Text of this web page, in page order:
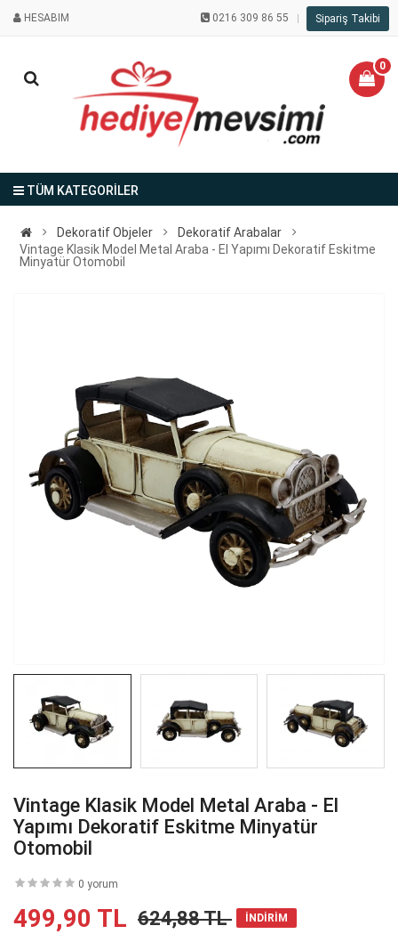
HESABIM 0216 309 86 55 Sipariş Takibi
0
TÜM KATEGORİLER
Dekoratif Objeler
Dekoratif Arabalar
Vintage Klasik Model Metal Araba - El Yapımı Dekoratif Eskitme
Minyatür Otomobil
Vintage Klasik Model Metal Araba - El
Yapımı Dekoratif Eskitme Minyatür
Otomobil
0 yorum
499,90 TL 624,88 TL İNDİRİM